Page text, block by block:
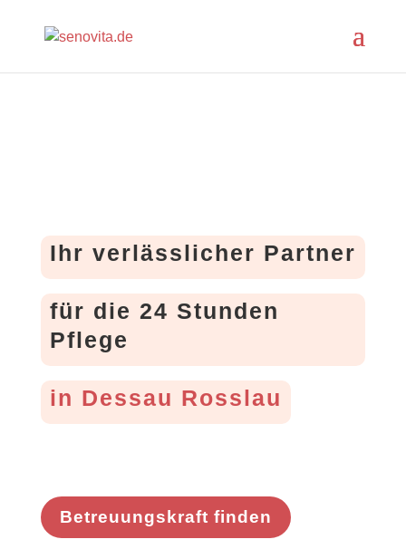
Ihr verlässlicher Partner
für die 24 Stunden
Pflege
in Dessau Rosslau
Betreuungskraft finden